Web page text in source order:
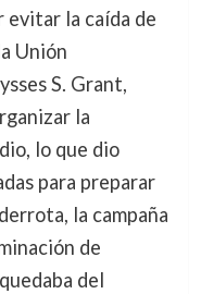
evitar la caída de
Unión
S. Grant,
la
lo que dio
para preparar
la campaña
de
del